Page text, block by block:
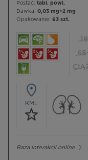
Postać: tabl. powl.
Dawka: 0,03 mg+2 mg
Opakowanie: 63 szt.
18
KML
Baza interakcji online